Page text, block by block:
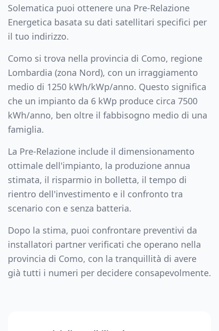
Solematica puoi ottenere una Pre-Relazione
Energetica basata su dati satellitari specifici per
il tuo indirizzo.
Como si trova nella provincia di Como, regione
Lombardia (zona Nord), con un irraggiamento
medio di 1250 kWh/kWp/anno. Questo significa
che un impianto da 6 kWp produce circa 7500
kWh/anno, ben oltre il fabbisogno medio di una
famiglia.
La Pre-Relazione include il dimensionamento
ottimale dell'impianto, la produzione annua
stimata, il risparmio in bolletta, il tempo di
rientro dell'investimento e il confronto tra
scenario con e senza batteria.
Dopo la stima, puoi confrontare preventivi da
installatori partner verificati che operano nella
provincia di Como, con la tranquillità di avere
già tutti i numeri per decidere consapevolmente.